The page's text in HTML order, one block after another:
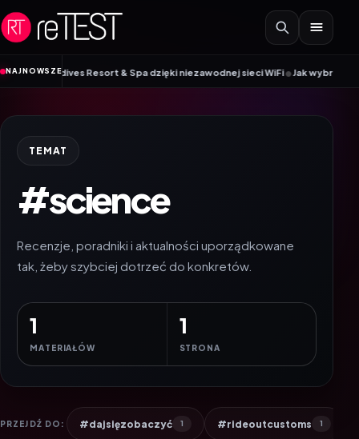
Przejdź do treści
NAJNOWSZEResort & Spa dzięki niezawodnej sieci WiFi•Jak wybrać smartwatch
TEMAT
#science
Recenzje, poradniki i aktualności uporządkowane
tak, żeby szybciej dotrzeć do konkretów.
1
MATERIAŁÓW
1
STRONA
PRZEJDŹ DO: #dajsięzobaczyć 1 #rideoutcustoms 1